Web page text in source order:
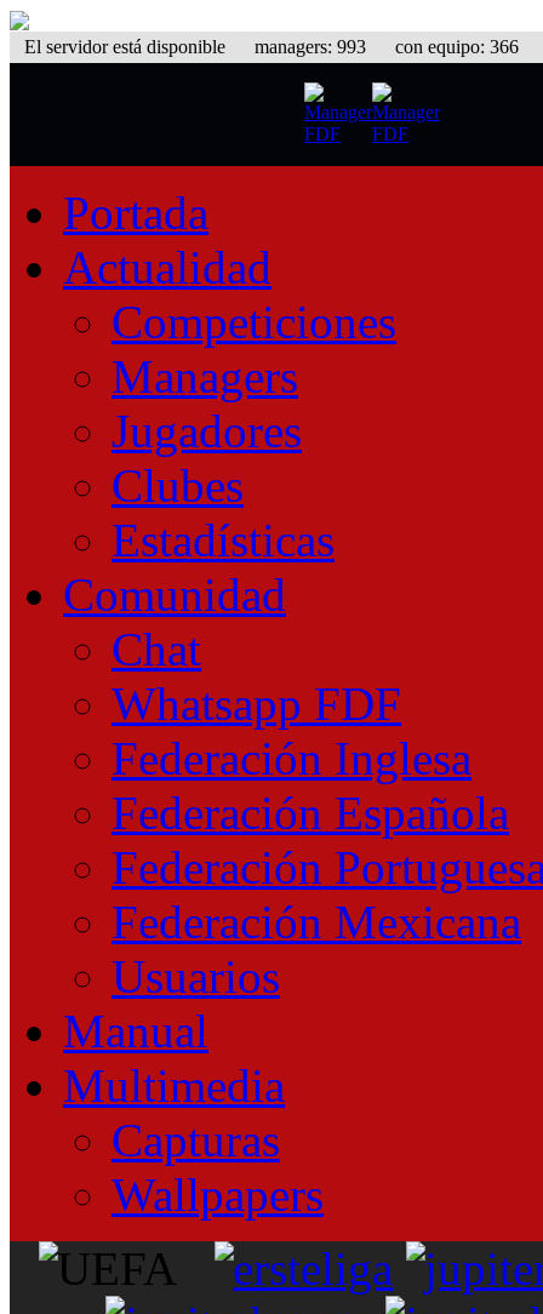
El servidor está disponible managers: 993 con equipo: 366
Portada
Actualidad
Competiciones
Managers
Jugadores
Clubes
Estadísticas
Comunidad
Chat
Whatsapp FDF
Federación Inglesa
Federación Española
Federación
Federación Mexicana
Usuarios
Manual
Multimedia
Capturas
Wallpapers